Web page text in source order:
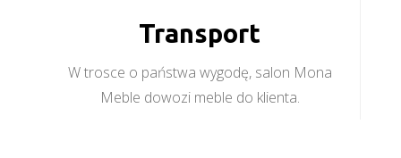
Transport
W trosce o państwa wygodę, salon Mona
Meble dowozi meble do klienta.